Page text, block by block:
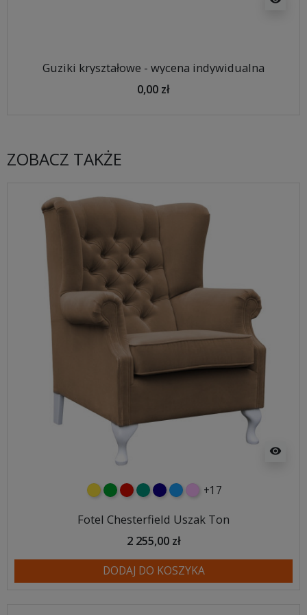
Guziki kryształowe - wycena indywidualna
0,00 zł
ZOBACZ TAKŻE
visibility
żółtyzielonyczerwony
turkusowy
granatowy
niebieski
różowy
+17
Fotel Chesterfield Uszak Ton
2 255,00 zł
DODAJ DO KOSZYKA